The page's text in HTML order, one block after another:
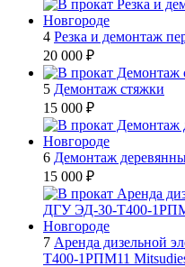
4 Резка и демонтаж
20 000 ₽
5 Демонтаж стяжки
15 000 ₽
6 Демонтаж
15 000 ₽
7 Аренда дизельной
Т400-1РПМ11